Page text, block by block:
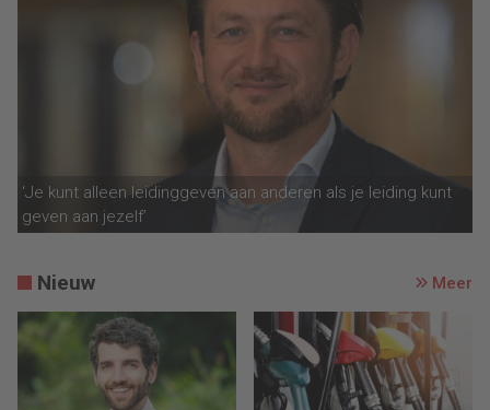
‘Je kunt alleen leidinggeven aan anderen als je leiding kunt
geven aan jezelf’
Nieuw Meer